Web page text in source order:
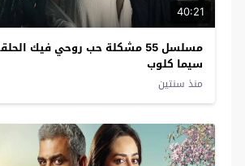
40:21
سيما كلوب
منذ سنتين